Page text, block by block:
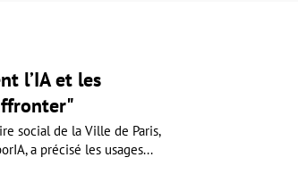
l’IA et les
social de la Ville de Paris,
a précisé les usages...